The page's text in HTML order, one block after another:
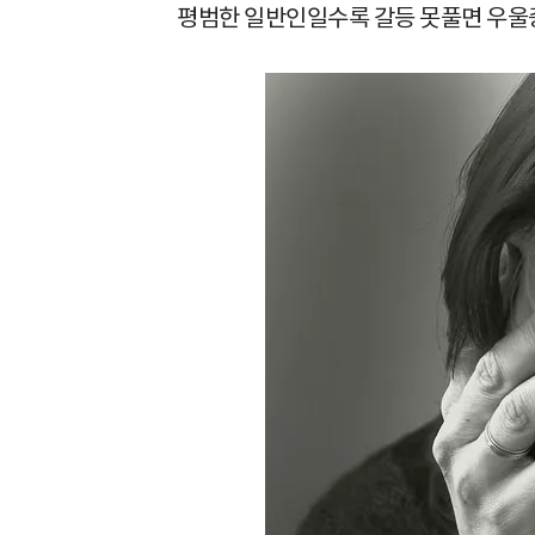
평범한 일반인일수록 갈등 못풀면 우울